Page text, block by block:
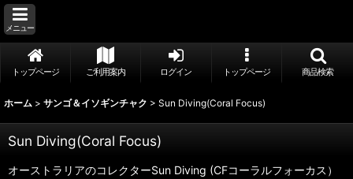
メニュー
トップページ ご利用案内 ログイン トップページ 商品検索
ホーム > サンゴ＆イソギンチャク > Sun Diving(Coral Focus)
Sun Diving(Coral Focus)
オーストラリアのコレクターSun Diving (CFコーラルフォーカス）